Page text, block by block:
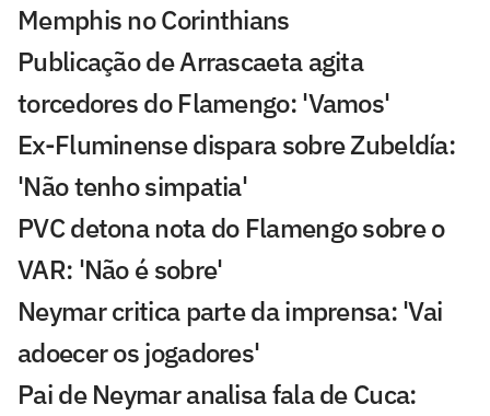
Memphis no Corinthians
Publicação de Arrascaeta agita
torcedores do Flamengo: 'Vamos'
Ex-Fluminense dispara sobre Zubeldía:
'Não tenho simpatia'
PVC detona nota do Flamengo sobre o
VAR: 'Não é sobre'
Neymar critica parte da imprensa: 'Vai
adoecer os jogadores'
Pai de Neymar analisa fala de Cuca: